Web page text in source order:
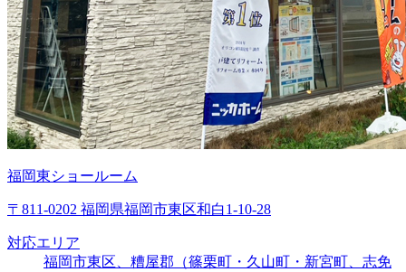
福岡東ショールーム
〒811-0202 福岡県福岡市東区和白1-10-28
対応エリア
福岡市東区、糟屋郡（篠栗町・久山町・新宮町、志免